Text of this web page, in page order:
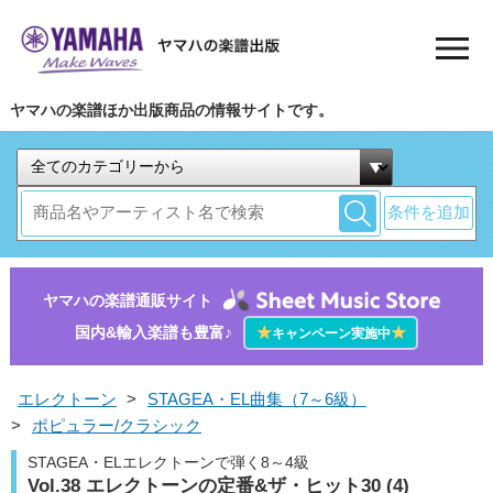
ヤマハの楽譜ほか出版商品の情報サイトです。
条件を追加
ヤマハの楽譜通販サイト
国内&輸入楽譜も豊富♪
★キャンペーン実施中★
エレクトーン >
STAGEA・EL曲集（7～6級）
>
ポピュラー/クラシック
STAGEA・ELエレクトーンで弾く8～4級
Vol.38 エレクトーンの定番&ザ・ヒット30 (4)